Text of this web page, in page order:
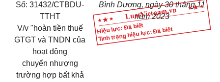
Hiệu lực: Đã biết
Tình trạng hiệu lực: Đã biết
Số: 31432/CTBDU-
TTHT
V/v "hoàn tiền thuế
GTGT và TNDN của
hoạt động
chuyển nhượng
trường hợp bất khả
Bình Dương, ngày30tháng11
năm 2023